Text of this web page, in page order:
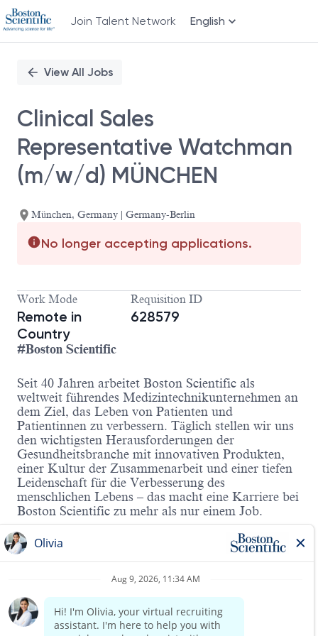
Join Talent Network English
PositionView All Jobs
Clinical Sales
Representative Watchman
(m/w/d) MÜNCHEN
München, Germany | Germany-Berlin
No longer accepting applications.
Work Mode
Remote in
Country
Requisition ID
628579
#Boston Scientific
Seit 40 Jahren arbeitet Boston Scientific als
weltweit führendes Medizintechnikunternehmen an
dem Ziel, das Leben von Patienten und
Patientinnen zu verbessern. Täglich stellen wir uns
den wichtigsten Herausforderungen der
Gesundheitsbranche mit innovativen Produkten,
einer Kultur der Zusammenarbeit und einer tiefen
Leidenschaft für die Verbesserung des
menschlichen Lebens – das macht eine Karriere bei
Boston Scientific zu mehr als nur einem Job.
Wenn Sie ein Teil davon werden
und Ihrer Berufung folgen möchten, dann sollten
wir uns kennenlernen!
Für unseren GeschäftsbereichStructural Heart
WATCHMANsuchen wir zum nächstmöglichen
Zeitpunkt für die RegionMünchen:
Clinical Sales Representative (m/w/d)